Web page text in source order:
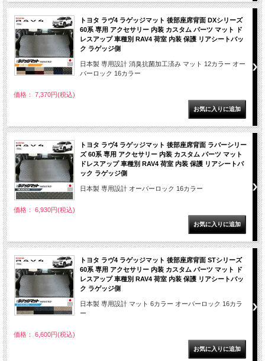
トヨタ ラヴ4 ラゲッジマット 後部座席背面 DXシリーズ
60系 専用 アクセサリー 内装 カスタム パーツ マット ド
レスアップ 車種別 RAV4 荷室 内装 保護 リアシートバッ
ク ラゲッジ側
日本製 専用設計 消臭抗菌加工済み マット 12カラー オー
バーロック 16カラー
価格： 7,370円(税込)
トヨタ ラヴ4 ラゲッジマット 後部座席背面 ラバーシリー
ズ 60系 専用 アクセサリー 内装 カスタム パーツ マット
ドレスアップ 車種別 RAV4 荷室 内装 保護 リアシートバ
ック ラゲッジ側
日本製 専用設計 オーバーロック 16カラー
価格： 6,930円(税込)
トヨタ ラヴ4 ラゲッジマット 後部座席背面 STシリーズ
60系 専用 アクセサリー 内装 カスタム パーツ マット ド
レスアップ 車種別 RAV4 荷室 内装 保護 リアシートバッ
ク ラゲッジ側
日本製 専用設計 マット 6カラー オーバーロック 16カラ
ー
価格： 6,600円(税込)